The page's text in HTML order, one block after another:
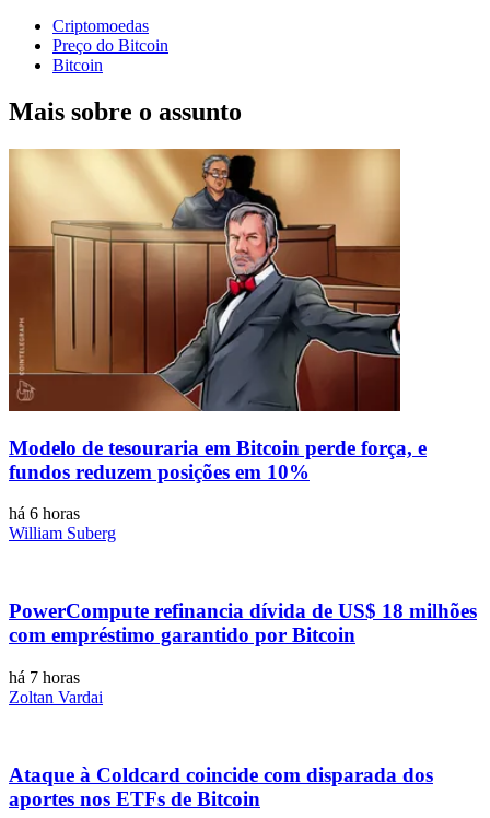
Criptomoedas
Preço do Bitcoin
Bitcoin
Mais sobre o assunto
Modelo de tesouraria em Bitcoin perde força, e
fundos reduzem posições em 10%
há 6 horas
William Suberg
PowerCompute refinancia dívida de US$ 18 milhões
com empréstimo garantido por Bitcoin
há 7 horas
Zoltan Vardai
Ataque à Coldcard coincide com disparada dos
aportes nos ETFs de Bitcoin